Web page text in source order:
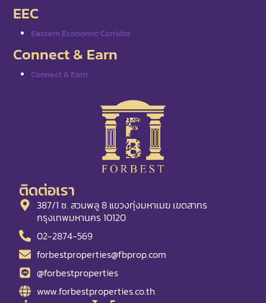
EEC
Eastern Economic Corridor
Connect & Earn
Connect & Earn
ติดต่อเรา
387/1 ซ. สวนพลู 8 แขวงทุ่งมหาเมฆ เขตสาทร
กรุงเทพมหานคร 10120
02-2874-569
forbestproperties@fbprop.com
@forbestproperties
www.forbestproperties.co.th